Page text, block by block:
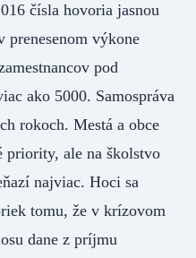
čísla hovoria jasnou
prenesenom výkone
pod
ako 5000. Samospráva
rokoch. Mestá a obce
ale na školstvo
najviac. Hoci sa
tomu, že v krízovom
dane z príjmu